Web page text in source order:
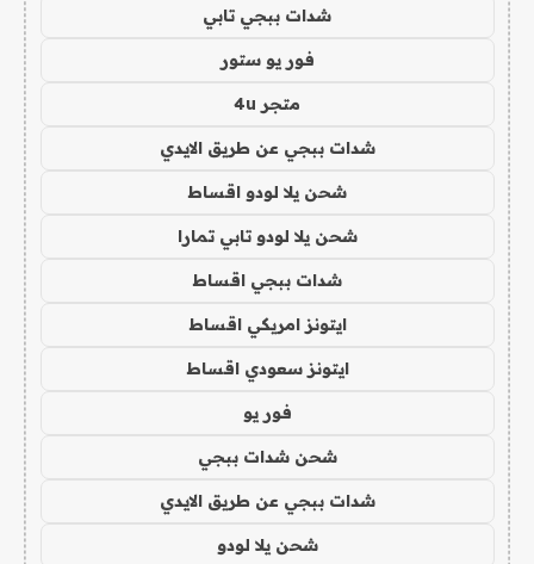
شدات ببجي تابي
فور يو ستور
متجر 4u
شدات ببجي عن طريق الايدي
شحن يلا لودو اقساط
شحن يلا لودو تابي تمارا
شدات ببجي اقساط
ايتونز امريكي اقساط
ايتونز سعودي اقساط
فور يو
شحن شدات ببجي
شدات ببجي عن طريق الايدي
شحن يلا لودو